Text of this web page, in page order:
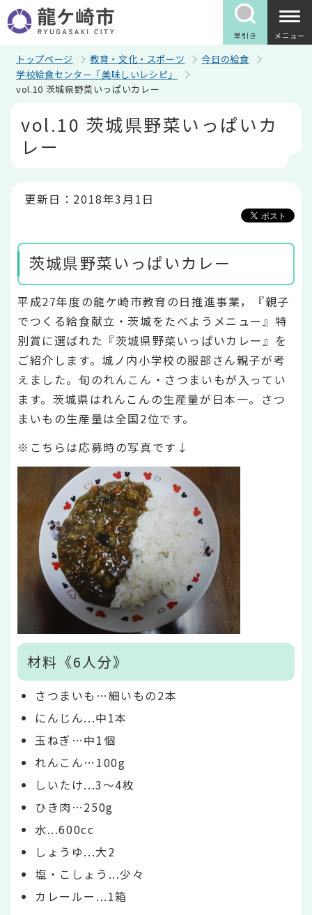
の
ペ
早引き メニュー
トップページ 教育・文化・スポーツ
今日の給食
学校給食センター「美味しいレシピ」
vol.10 茨城県野菜いっぱいカレー
vol.10 茨城県野菜いっぱいカ
レー
更新日：2018年3月1日
茨城県野菜いっぱいカレー
平成27年度の龍ケ崎市教育の日推進事業，『親子
でつくる給食献立・茨城をたべようメニュー』特
別賞に選ばれた『茨城県野菜いっぱいカレー』を
ご紹介します。城ノ内小学校の服部さん親子が考
えました。旬のれんこん・さつまいもが入ってい
ます。茨城県はれんこんの生産量が日本一。さつ
まいもの生産量は全国2位です。
※こちらは応募時の写真です↓
材料《6人分》
さつまいも…細いもの2本
にんじん...中1本
玉ねぎ…中1個
れんこん…100g
しいたけ...3～4枚
ひき肉…250g
水...600cc
しょうゆ...大2
塩・こしょう...少々
カレールー...1箱